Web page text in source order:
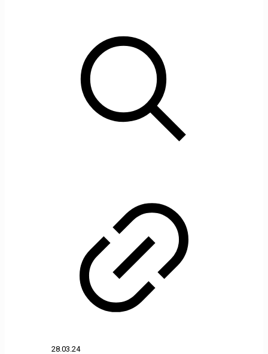
28.03.24